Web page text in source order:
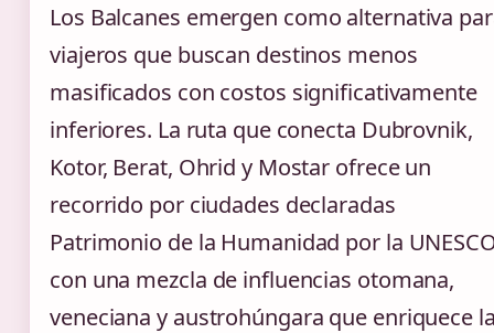
Los Balcanes emergen como alternativa
viajeros que buscan destinos menos
masificados con costos significativamente
inferiores. La ruta que conecta Dubrovnik,
Kotor, Berat, Ohrid y Mostar ofrece un
recorrido por ciudades declaradas
Patrimonio de la Humanidad por la
con una mezcla de influencias otomana,
veneciana y austrohúngara que enriquece